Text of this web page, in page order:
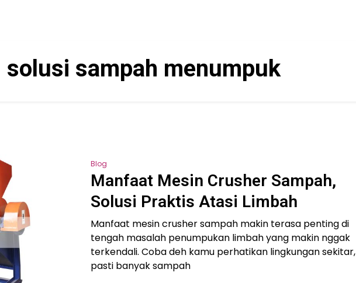
solusi sampah menumpuk
Blog
Manfaat Mesin Crusher Sampah,
Solusi Praktis Atasi Limbah
Manfaat mesin crusher sampah makin terasa penting di
tengah masalah penumpukan limbah yang makin nggak
terkendali. Coba deh kamu perhatikan lingkungan sekitar,
pasti banyak sampah